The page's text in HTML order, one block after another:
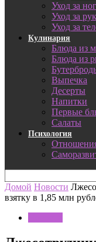
Уход за
Уход за
Уход за
Кулинария
Блюда из
Блюда из
Выпечка
Десерты
Напитки
Первые
Салаты
Психология
Домой Новости
взятку в 1,85 млн